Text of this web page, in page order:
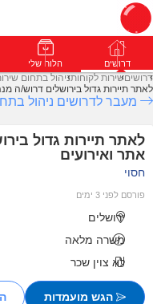
דרושים פרופילים דרושים הלוח שלי
דרושיםשירות לקוחותניהול בתחום
לאתר תיירות גדול בירושלים דרוש/ה
מעבר לדרושים ניהול
לאתר תיירות גדול
אתר ואירועים
חסוי
פורסם לפני 3 ימים
ירושלים
משרה מלאה
לא צוין שכר
הגש מועמדות